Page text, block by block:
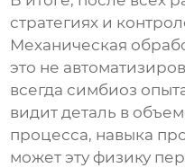
стратегиях и
Механическая
это не
всегда симбиоз
видит деталь в
процесса, навыка
может эту физику